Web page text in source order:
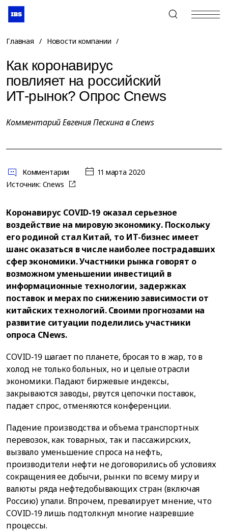
+7 (495) 967-80-80
Главная / Новости компании /
Как коронавирус
повлияет на российский
ИТ-рынок? Опрос Cnews
Комментарий Евгения Пескина в Cnews
Комментарии
11 марта 2020
Источник: Cnews
Коронавирус COVID-19 оказал серьезное
воздействие на мировую экономику. Поскольку
его родиной стал Китай, то ИТ-бизнес имеет
шанс оказаться в числе наиболее пострадавших
сфер экономики. Участники рынка говорят о
возможном уменьшении инвестиций в
информационные технологии, задержках
поставок и мерах по снижению зависимости от
китайских технологий. Своими прогнозами на
развитие ситуации поделились участники
опроса CNews.
COVID-19 шагает по планете, бросая то в жар, то в
холод не только больных, но и целые отрасли
экономики. Падают биржевые индексы,
закрываются заводы, рвутся цепочки поставок,
падает спрос, отменяются конференции.
Падение производства и объема транспортных
перевозок, как товарных, так и пассажирских,
вызвало уменьшение спроса на нефть,
производители нефти не договорились об условиях
сокращения ее добычи, рынки по всему миру и
валюты ряда нефтедобывающих стран (включая
Россию) упали. Впрочем, превалирует мнение, что
COVID-19 лишь подтолкнул многие назревшие
процессы.